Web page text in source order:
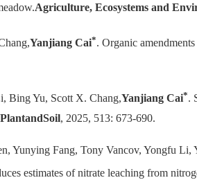
Agriculture, Ecosystems and
Yanjiang Cai*. Organic
Bing Yu, Scott X. Chang,Yanjiang Cai*.
PlantandSoil, 2025, 513: 673-690.
Fang, Tony Vancov, Yongfu Li,
estimates of nitrate leaching from